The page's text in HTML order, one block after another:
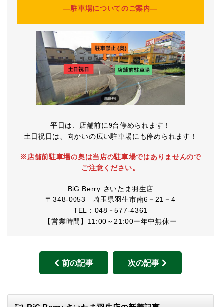
―駐車場についてのご案内―
平日は、店舗前に9台停められます！
土日祝日は、向かいの広い駐車場にも停められます！
※店舗前駐車場の奥は当店の駐車場ではありませんので
ご注意ください。
BiG Berry さいたま羽生店
〒348-0053 埼玉県羽生市南6－21－4
TEL：048－577-4361
【営業時間】11:00～21:00ー年中無休ー
前の記事 次の記事